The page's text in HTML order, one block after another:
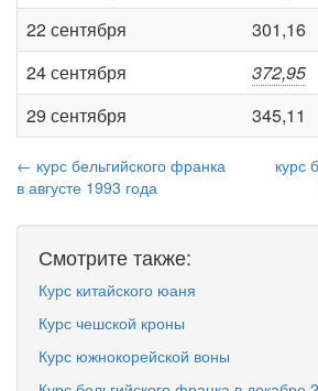
22 сентября
301,16
24 сентября
372,95
29 сентября
345,11
← курс бельгийского франка
в августе 1993 года
курс
Смотрите также:
Курс китайского юаня
Курс чешской кроны
Курс южнокорейской воны